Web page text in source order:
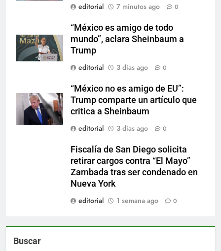
editorial
7 minutos ago 0
“México es amigo de todo
mundo”, aclara Sheinbaum a
Trump
editorial
3 días ago 0
“México no es amigo de EU”:
Trump comparte un artículo que
critica a Sheinbaum
editorial
3 días ago 0
Fiscalía de San Diego solicita
retirar cargos contra “El Mayo”
Zambada tras ser condenado en
Nueva York
editorial
1 semana ago 0
Buscar